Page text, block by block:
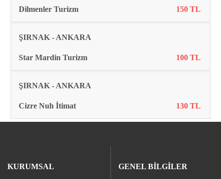
Dilmenler Turizm 150 TL
ŞIRNAK - ANKARA
Star Mardin Turizm 100 TL
ŞIRNAK - ANKARA
Cizre Nuh İtimat 130 TL
KURUMSAL GENEL BİLGİLER